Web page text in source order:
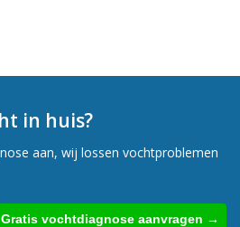
in huis?
aan, wij lossen vochtproblemen
Gratis vochtdiagnose aanvragen →